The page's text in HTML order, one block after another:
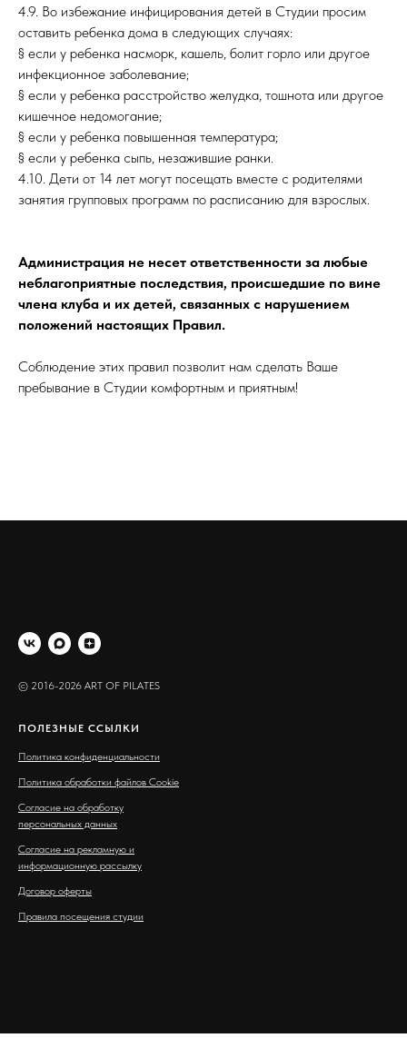
4.9. Во избежание инфицирования детей в Студии просим
оставить ребенка дома в следующих случаях:
§ если у ребенка насморк, кашель, болит горло или другое
инфекционное заболевание;
§ если у ребенка расстройство желудка, тошнота или другое
кишечное недомогание;
§ если у ребенка повышенная температура;
§ если у ребенка сыпь, незажившие ранки.
4.10. Дети от 14 лет могут посещать вместе с родителями
занятия групповых программ по расписанию для взрослых.
Администрация не несет ответственности за любые
неблагоприятные последствия, происшедшие по вине
члена клуба и их детей, связанных с нарушением
положений настоящих Правил.
Соблюдение этих правил позволит нам сделать Ваше
пребывание в Студии комфортным и приятным!
© 2016-2026 ART OF PILATES
ПОЛЕЗНЫЕ ССЫЛКИ
Политика конфиденциальности
Политика обработки файлов Cookie
Согласие на обработку
персональных данных
Согласие на рекламную и
информационную рассылку
Договор оферты
Правила посещения студии